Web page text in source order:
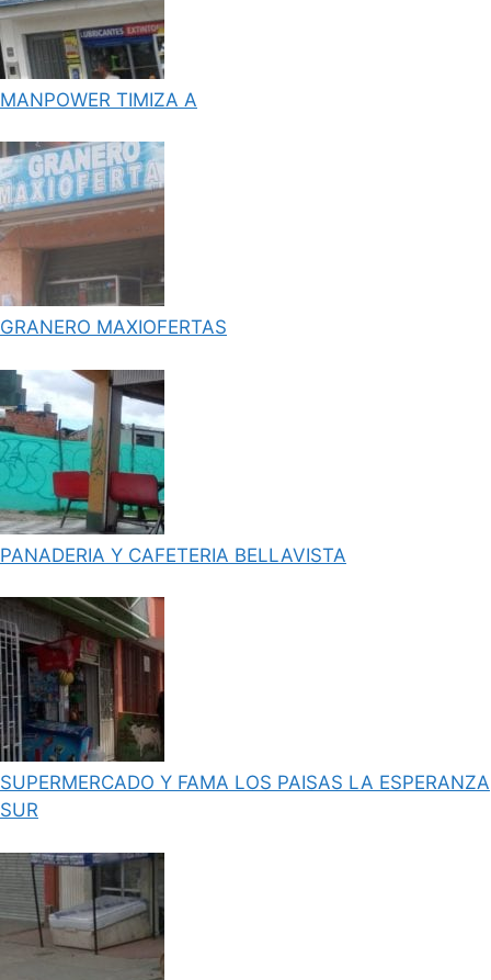
MANPOWER TIMIZA A
GRANERO MAXIOFERTAS
PANADERIA Y CAFETERIA BELLAVISTA
SUPERMERCADO Y FAMA LOS PAISAS LA ESPERANZA
SUR